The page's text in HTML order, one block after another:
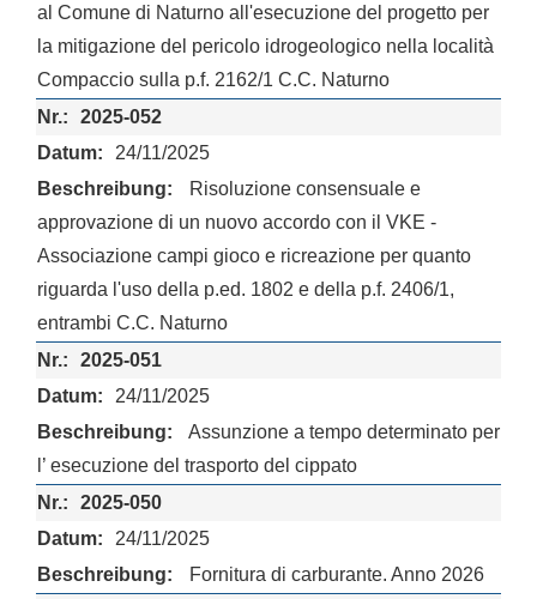
al Comune di Naturno all'esecuzione del progetto per
la mitigazione del pericolo idrogeologico nella località
Compaccio sulla p.f. 2162/1 C.C. Naturno
2025-052
24/11/2025
Risoluzione consensuale e
approvazione di un nuovo accordo con il VKE -
Associazione campi gioco e ricreazione per quanto
riguarda l'uso della p.ed. 1802 e della p.f. 2406/1,
entrambi C.C. Naturno
2025-051
24/11/2025
Assunzione a tempo determinato per
l’ esecuzione del trasporto del cippato
2025-050
24/11/2025
Fornitura di carburante. Anno 2026